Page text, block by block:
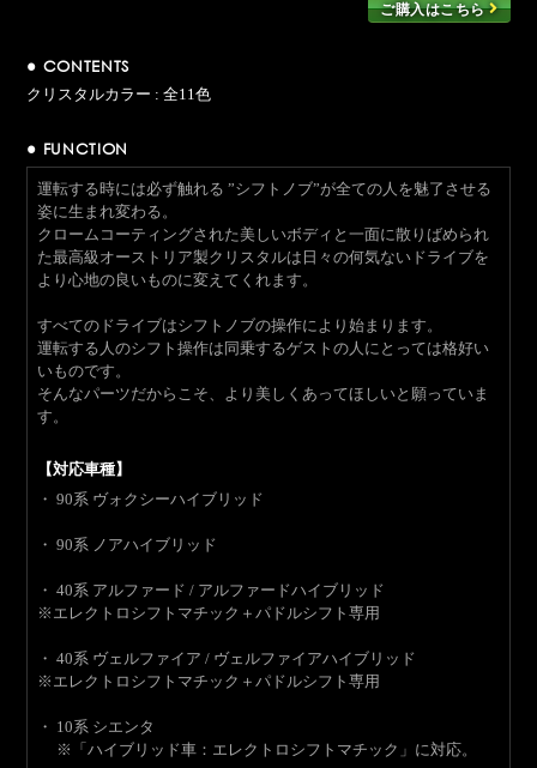
ご購入はこちら
● CONTENTS
クリスタルカラー : 全11色
● FUNCTION
運転する時には必ず触れる ”シフトノブ”が全ての人を魅了させる
姿に生まれ変わる。
クロームコーティングされた美しいボディと一面に散りばめられ
た最高級オーストリア製クリスタルは日々の何気ないドライブを
より心地の良いものに変えてくれます。
すべてのドライブはシフトノブの操作により始まります。
運転する人のシフト操作は同乗するゲストの人にとっては格好い
いものです。
そんなパーツだからこそ、より美しくあってほしいと願っていま
す。
【対応車種】
・ 90系 ヴォクシーハイブリッド
・ 90系 ノアハイブリッド
・ 40系 アルファード / アルファードハイブリッド
※エレクトロシフトマチック＋パドルシフト専用
・ 40系 ヴェルファイア / ヴェルファイアハイブリッド
※エレクトロシフトマチック＋パドルシフト専用
・ 10系 シエンタ
※「ハイブリッド車：エレクトロシフトマチック」に対応。